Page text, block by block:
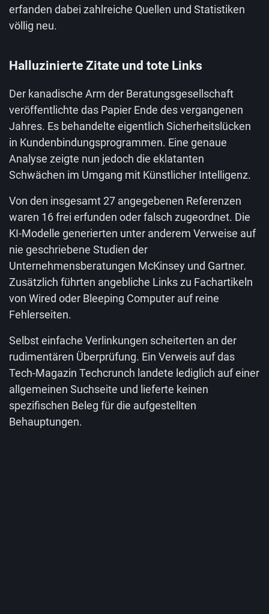
erfanden dabei zahlreiche Quellen und Statistiken
völlig neu.
Halluzinierte Zitate und tote Links
Der kanadische Arm der Beratungsgesellschaft
veröffentlichte das Papier Ende des vergangenen
Jahres. Es behandelte eigentlich Sicherheitslücken
in Kundenbindungsprogrammen. Eine genaue
Analyse zeigte nun jedoch die eklatanten
Schwächen im Umgang mit Künstlicher Intelligenz.
Von den insgesamt 27 angegebenen Referenzen
waren 16 frei erfunden oder falsch zugeordnet. Die
KI-Modelle generierten unter anderem Verweise auf
nie geschriebene Studien der
Unternehmensberatungen McKinsey und Gartner.
Zusätzlich führten angebliche Links zu Fachartikeln
von Wired oder Bleeping Computer auf reine
Fehlerseiten.
Selbst einfache Verlinkungen scheiterten an der
rudimentären Überprüfung. Ein Verweis auf das
Tech-Magazin Techcrunch landete lediglich auf einer
allgemeinen Suchseite und lieferte keinen
spezifischen Beleg für die aufgestellten
Behauptungen.